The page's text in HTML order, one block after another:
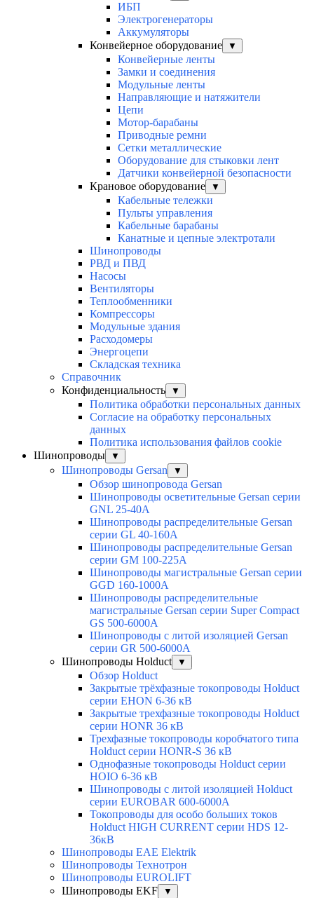
ИБП
Электрогенераторы
Аккумуляторы
Конвейерное оборудование
▼
Конвейерные ленты
Замки и соединения
Модульные ленты
Направляющие и натяжители
Цепи
Мотор-барабаны
Приводные ремни
Сетки металлические
Оборудование для стыковки лент
Датчики конвейерной безопасности
Крановое оборудование
▼
Кабельные тележки
Пульты управления
Кабельные барабаны
Канатные и цепные электротали
Шинопроводы
РВД и ПВД
Насосы
Вентиляторы
Теплообменники
Компрессоры
Модульные здания
Расходомеры
Энергоцепи
Складская техника
Справочник
Конфиденциальность
▼
Политика обработки персональных данных
Согласие на обработку персональных
данных
Политика использования файлов cookie
Шинопроводы
▼
Шинопроводы Gersan ▼
Обзор шинопровода Gersan
Шинопроводы осветительные Gersan серии
GNL 25-40А
Шинопроводы распределительные Gersan
серии GL 40-160А
Шинопроводы распределительные Gersan
серии GМ 100-225А
Шинопроводы магистральные Gersan серии
GGD 160-1000А
Шинопроводы распределительные
магистральные Gersan серии Super Сompact
GS 500-6000А
Шинопроводы с литой изоляцией Gersan
серии GR 500-6000А
Шинопроводы Holduct
▼
Обзор Holduct
Закрытые трёхфазные токопроводы Holduct
серии EHON 6-36 кВ
Закрытые трехфазные токопроводы Holduct
серии HONR 36 кВ
Трехфазные токопроводы коробчатого типа
Holduct серии HONR-S 36 кВ
Однофазные токопроводы Holduct серии
HOIO 6-36 кВ
Шинопроводы с литой изоляцией Holduct
серии EUROBAR 600-6000А
Токопроводы для особо больших токов
Holduct HIGH CURRENT серии HDS 12-
36кВ
Шинопроводы EAE Elektrik
Шинопроводы Технотрон
Шинопроводы EUROLIFT
Шинопроводы EKF
▼